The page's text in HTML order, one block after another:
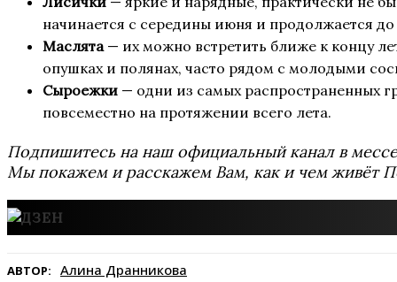
начинается с середины июня и продолжается
Маслята— их можно встретить ближе к концу
опушках и полянах, часто рядом с молодыми
Сыроежки — одни из самых распространенных
повсеместно на протяжении всего лета.
Подпишитесь на наш официальный канал в
Мы покажем и расскажем Вам, как и чем живёт
АВТОР: Алина Дранникова